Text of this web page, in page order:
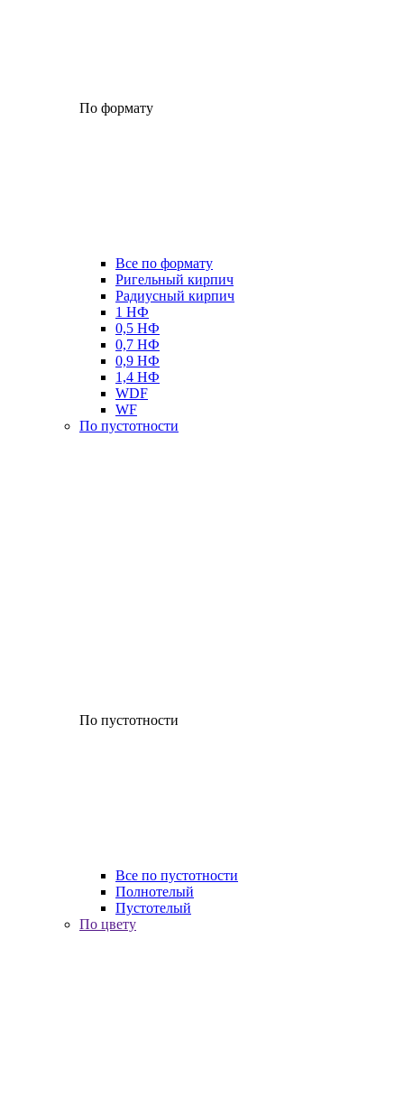
По формату
Все по формату
Ригельный кирпич
Радиусный кирпич
1 НФ
0,5 НФ
0,7 НФ
0,9 НФ
1,4 НФ
WDF
WF
По пустотности
По пустотности
Все по пустотности
Полнотелый
Пустотелый
По цвету